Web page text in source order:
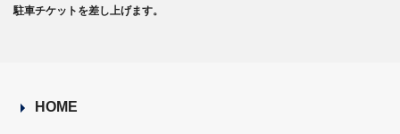
駐車チケットを差し上げます。
HOME